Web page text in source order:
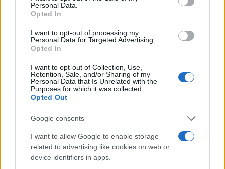
Personal Data.
Opted In
I want to opt-out of processing my
Personal Data for Targeted Advertising.
Opted In
I want to opt-out of Collection, Use,
Retention, Sale, and/or Sharing of my
Personal Data that Is Unrelated with the
Purposes for which it was collected.
Opted Out
Google consents
I want to allow Google to enable storage
related to advertising like cookies on web or
device identifiers in apps.
Luminol che al Combur test.
Dopodiché, a stretto giro di tempo, è piombata
come una saetta la consulenza dei periti
cercato di smentire quanto Occhetti e Porta, periti
del giudice del primo grado, che in questi giorni
avrebbero dimostrato,
ultima generazione
, che la povera Chiara Poggi, la
Stasi si assentò per accudire il suo cane, non
ha aperto la famosa cartella contenente i file